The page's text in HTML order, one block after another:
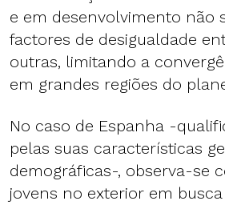
e em desenvolvimento não
factores de desigualdade
outras, limitando a
em grandes regiões do
No caso de Espanha -
pelas suas características
demográficas-, observa-se
jovens no exterior em